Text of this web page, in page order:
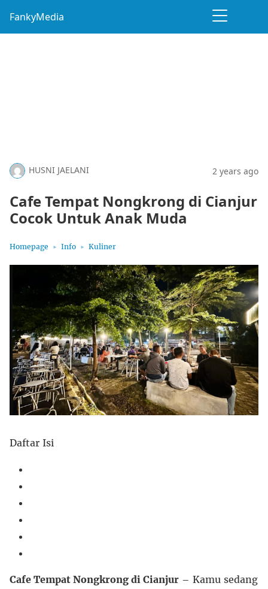
FankyMedia
HUSNI JAELANI 2 years ago
Cafe Tempat Nongkrong di Cianjur
Cocok Untuk Anak Muda
Homepage Info Kuliner
Daftar Isi
Cafe Tempat Nongkrong di Cianjur – Kamu sedang